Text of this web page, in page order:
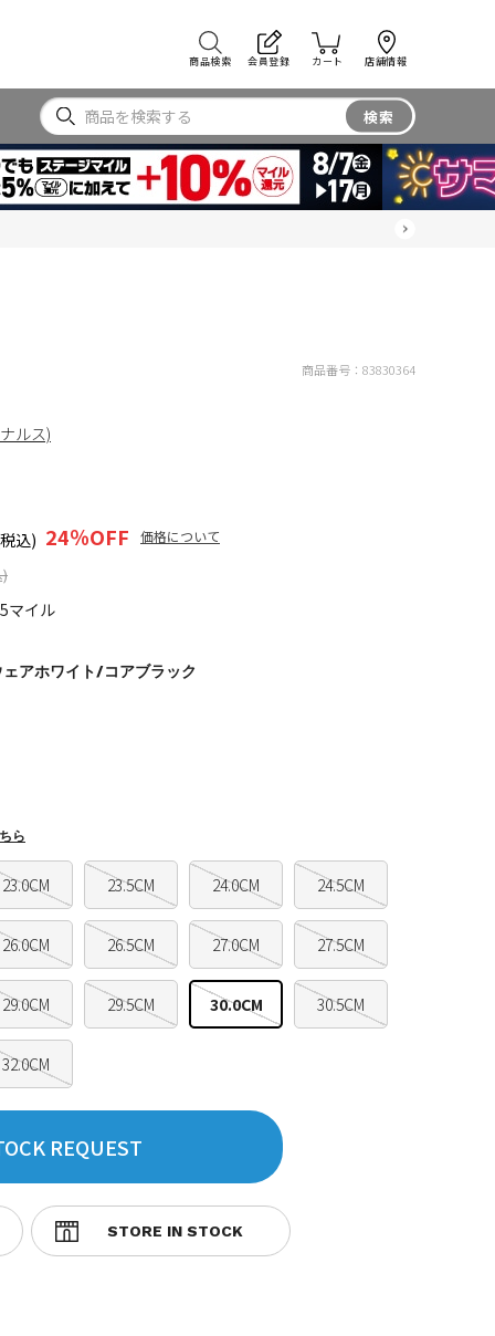
商品検索 会員登録 カート 店舗情報
検索
マイル
込) 24％OFF 価格について
アホワイト/コアブラック
23.0CM 23.5CM 24.0CM 24.5CM
26.0CM 26.5CM 27.0CM 27.5CM
29.0CM 29.5CM 30.0CM 30.5CM
32.0CM
ら
REQUEST
商品番号： 83830364
ルス)